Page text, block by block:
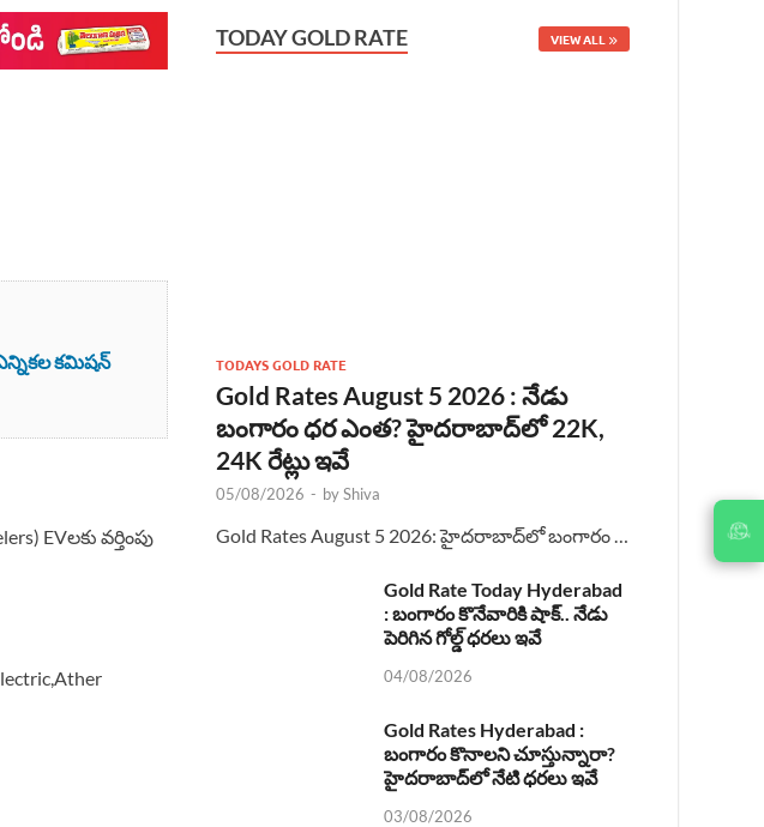
JOIN
US ON
కమిషన్
EVలకు వర్తింపు
TODAY GOLD RATE VIEW ALL
TODAYS GOLD RATE
Gold Rates August 5 2026 : నేడు
బంగారం ధర ఎంత? హైదరాబాద్‌లో 22K,
24K రేట్లు ఇవే
05/08/2026 - byShiva
Gold Rates August 5 2026: హైదరాబాద్‌లో బంగారం …
Gold Rate Today Hyderabad
: బంగారం కొనేవారికి షాక్.. నేడు
పెరిగిన గోల్డ్ ధరలు ఇవే
04/08/2026
Gold Rates Hyderabad :
బంగారం కొనాలని చూస్తున్నారా?
హైదరాబాద్‌లో నేటి ధరలు ఇవే
03/08/2026